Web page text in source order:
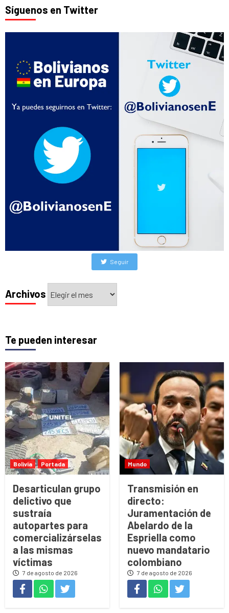
Síguenos en Twitter
Seguir
Archivos
Archivos
Te pueden interesar
Bolivia Portada
Desarticulan grupo
delictivo que
sustraía
autopartes para
comercializárselas
a las mismas
víctimas
7 de agosto de 2026
Mundo
Transmisión en
directo:
Juramentación de
Abelardo de la
Espriella como
nuevo mandatario
colombiano
7 de agosto de 2026